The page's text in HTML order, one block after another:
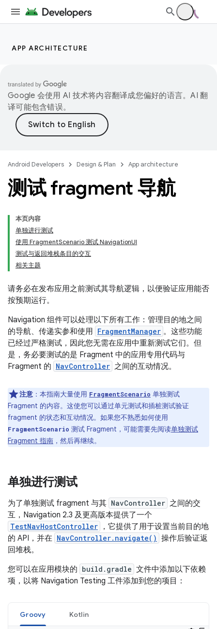
APP ARCHITECTURE
Google 会使用 AI 技术将内容翻译成您偏好的语言。AI 翻
译可能包含错误。
Android Developers Design & Plan App architecture
测试 fragment 导航
本页内容
单独进行测试
使用 FragmentScenario 测试 NavigationUI
测试与返回堆栈条目的交互
相关主题
请务必在发布应用之前测试其导航逻辑，以便验证应用能否
按预期运行。
Navigation 组件可以处理以下所有工作：管理目的地之间
的导航、传递实参和使用 FragmentManager 。这些功能
已经过严格测试，因此您无需在应用中重新测试它们。但
是，务必要测试的是 Fragment 中的应用专用代码与
Fragment 的 NavController 之间的互动情况。
注意 ：本指南大量使用 FragmentScenario 单独测试
Fragment 的内容。这使您可以通过单元测试和插桩测试验证
fragment 的状态和互动情况。如果您不熟悉如何使用
FragmentScenario 测试 Fragment，可能需要先阅读单独测试
Fragment 指南 ，然后再继续。
单独进行测试
为了单独测试 fragment 与其 NavController 之间的交
互，Navigation 2.3 及更高版本提供了一个
TestNavHostController
，它提供了用于设置当前目的地
的 API，并在 NavController.navigate() 操作后验证返
回堆栈。
您可以在应用模块的 build.gradle 文件中添加以下依赖
项，以将 Navigation Testing 工件添加到您的项目：
Groovy Kotlin